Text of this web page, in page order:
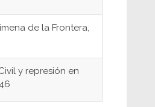
de la Frontera,
y represión en